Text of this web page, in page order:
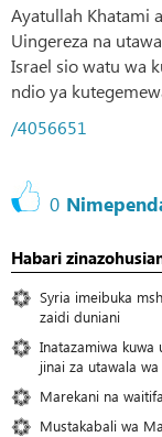
Ayatullah Khatami
Uingereza na
Israel sio watu wa
ndio ya
/4056651
0
Habari
Syria imeibuka
zaidi duniani
Inatazamiwa kuwa
jinai za utawala
Marekani na
Mustakabali wa